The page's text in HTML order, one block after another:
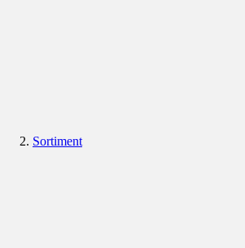
Sortiment